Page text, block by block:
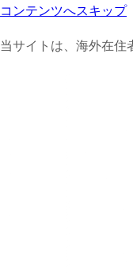
コンテンツへスキップ
当サイトは、海外在住